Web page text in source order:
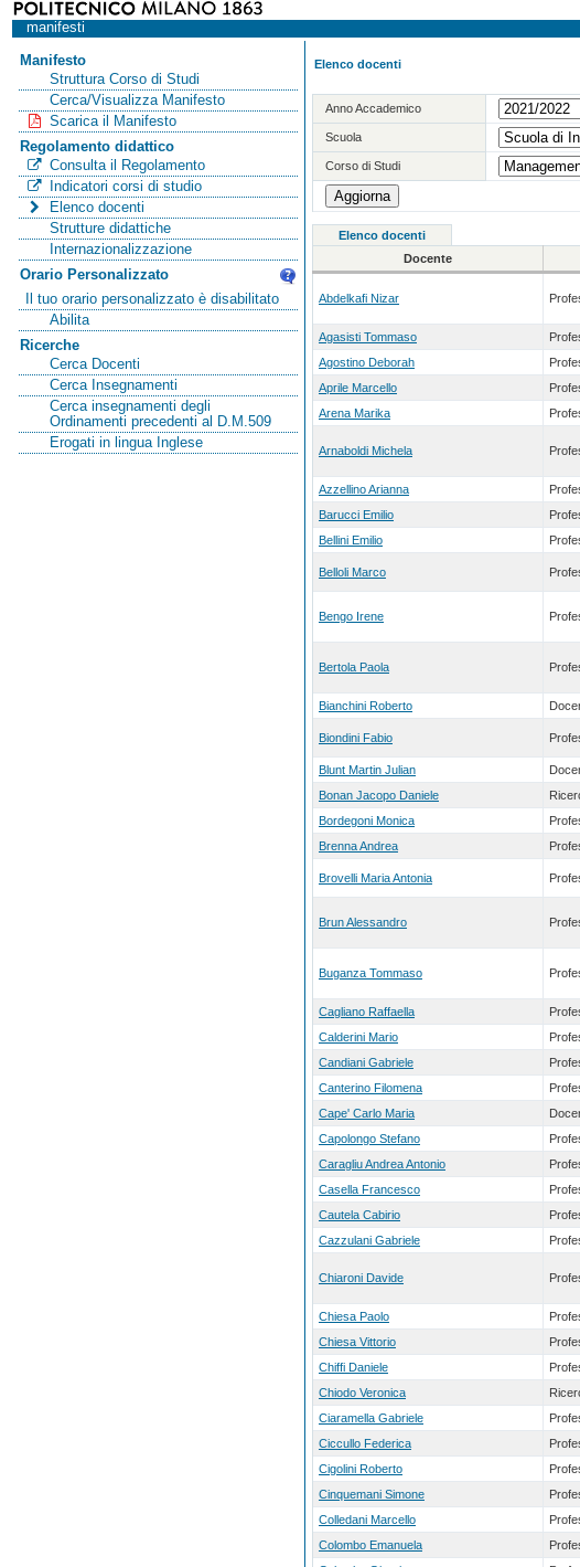
manifesti
Manifesto
Struttura Corso di Studi
Cerca/Visualizza Manifesto
Scarica il Manifesto
Regolamento didattico
Consulta il Regolamento
Indicatori corsi di studio
Elenco docenti
Strutture didattiche
Internazionalizzazione
Orario Personalizzato
Il tuo orario personalizzato è disabilitato
Abilita
Ricerche
Cerca Docenti
Cerca Insegnamenti
Cerca insegnamenti degli
Ordinamenti precedenti al D.M.509
Erogati in lingua Inglese
Elenco docenti
Anno Accademico
Scuola
Corso di Studi
Elenco docenti
Docente
Abdelkafi Nizar
Agasisti Tommaso
Agostino Deborah
Aprile Marcello
Arena Marika
Arnaboldi Michela
Azzellino Arianna
Barucci Emilio
Bellini Emilio
Belloli Marco
Bengo Irene
Bertola Paola
Bianchini Roberto
Biondini Fabio
Blunt Martin Julian
Bonan Jacopo Daniele
Bordegoni Monica
Brenna Andrea
Brovelli Maria Antonia
Brun Alessandro
Buganza Tommaso
Cagliano Raffaella
Calderini Mario
Candiani Gabriele
Canterino Filomena
Cape' Carlo Maria
Capolongo Stefano
Caragliu Andrea Antonio
Casella Francesco
Cautela Cabirio
Cazzulani Gabriele
Chiaroni Davide
Chiesa Paolo
Chiesa Vittorio
Chiffi Daniele
Chiodo Veronica
Ciaramella Gabriele
Ciccullo Federica
Cigolini Roberto
Cinquemani Simone
Colledani Marcello
Colombo Emanuela